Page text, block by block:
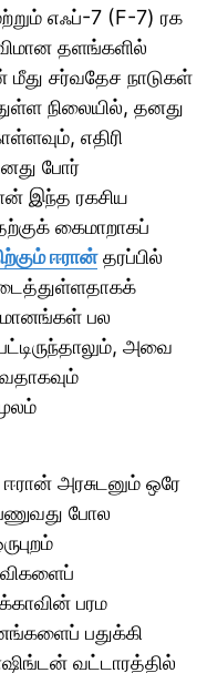
எஃப்-7 (F-7) ரக
தளங்களில்
மீது சர்வதேச நாடுகள்
நிலையில், தனது
எதிரி
போர்
இந்த ரகசிய
கைமாறாகப்
ஈரான்தரப்பில்
பல
அவை
அரசுடனும் ஒரே
போல
பரம
பதுக்கி
வட்டாரத்தில்